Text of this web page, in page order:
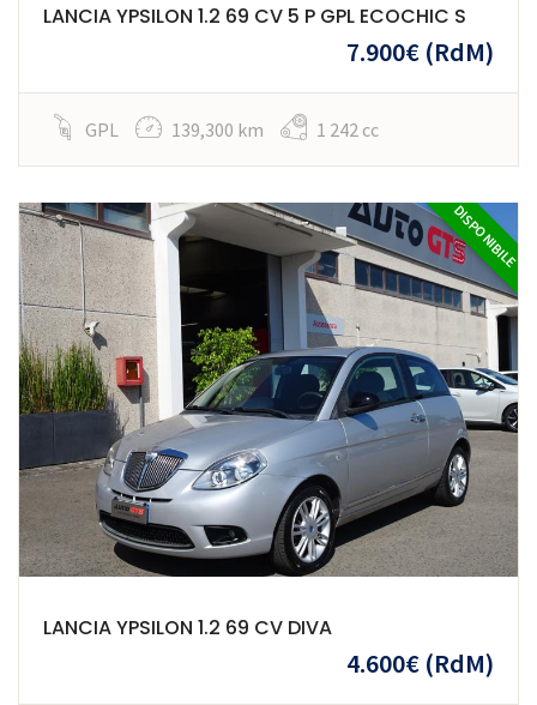
LANCIA YPSILON 1.2 69 CV 5 P GPL ECOCHIC S
7.900€ (RdM)
GPL 139,300 km 1 242 cc
DISPONIBILE
LANCIA YPSILON 1.2 69 CV DIVA
4.600€ (RdM)